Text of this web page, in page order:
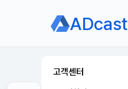
ADcast
고객센터